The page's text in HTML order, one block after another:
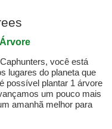
você está
lugares do planeta que
possível plantar 1 árvore
um pouco mais
amanhã melhor para